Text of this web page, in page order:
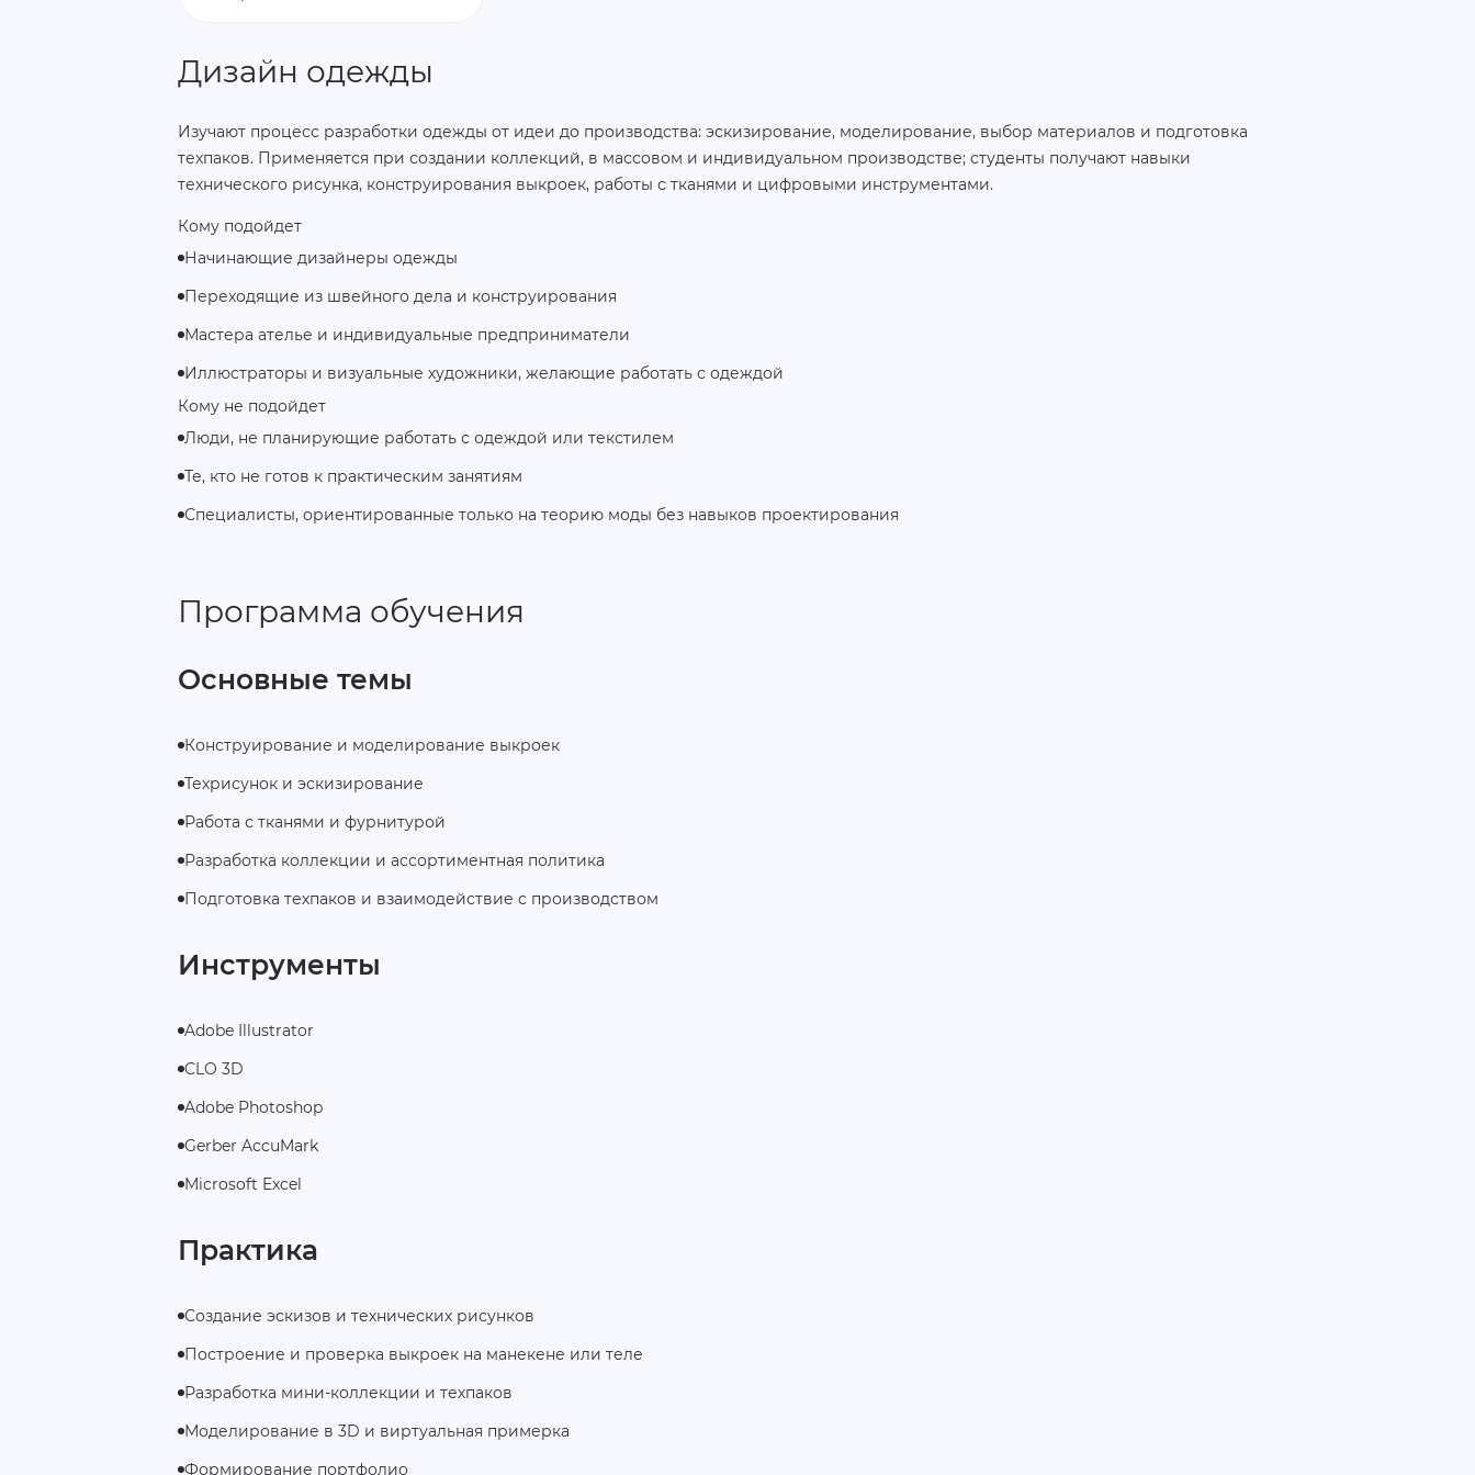
Дизайн одежды
Изучают процесс разработки одежды от идеи до производства: эскизирование, моделирование, выбор материалов и подготовка
техпаков. Применяется при создании коллекций, в массовом и индивидуальном производстве; студенты получают навыки
технического рисунка, конструирования выкроек, работы с тканями и цифровыми инструментами.
Кому подойдет
Начинающие дизайнеры одежды
Переходящие из швейного дела и конструирования
Мастера ателье и индивидуальные предприниматели
Иллюстраторы и визуальные художники, желающие работать с одеждой
Кому не подойдет
Люди, не планирующие работать с одеждой или текстилем
Те, кто не готов к практическим занятиям
Специалисты, ориентированные только на теорию моды без навыков проектирования
Программа обучения
Основные темы
Конструирование и моделирование выкроек
Техрисунок и эскизирование
Работа с тканями и фурнитурой
Разработка коллекции и ассортиментная политика
Подготовка техпаков и взаимодействие с производством
Инструменты
Adobe Illustrator
CLO 3D
Adobe Photoshop
Gerber AccuMark
Microsoft Excel
Практика
Создание эскизов и технических рисунков
Построение и проверка выкроек на манекене или теле
Разработка мини‑коллекции и техпаков
Моделирование в 3D и виртуальная примерка
Формирование портфолио